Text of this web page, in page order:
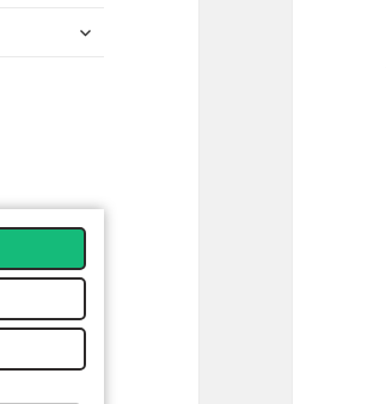
rozwiń